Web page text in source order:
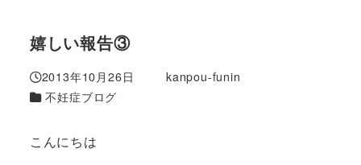
嬉しい報告③
投稿日
2013年10月26日
kanpou-funin
カテゴリー
不妊症ブログ
こんにちは